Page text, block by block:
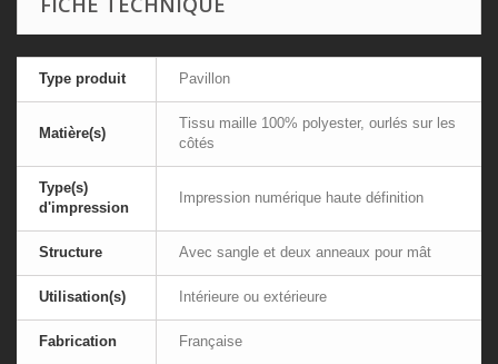
Type produit Pavillon
Matière(s)
Tissu maille 100% polyester, ourlés sur les
côtés
Type(s)
d'impression
Impression numérique haute définition
Structure Avec sangle et deux anneaux pour mât
Utilisation(s) Intérieure ou extérieure
Fabrication Française